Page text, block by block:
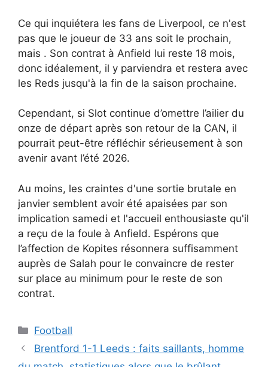
Ce qui inquiétera les fans de Liverpool, ce n'est
pas que le joueur de 33 ans soit le prochain,
mais . Son contrat à Anfield lui reste 18 mois,
donc idéalement, il y parviendra et restera avec
les Reds jusqu'à la fin de la saison prochaine.
Cependant, si Slot continue d’omettre l’ailier du
onze de départ après son retour de la CAN, il
pourrait peut-être réfléchir sérieusement à son
avenir avant l’été 2026.
Au moins, les craintes d'une sortie brutale en
janvier semblent avoir été apaisées par son
implication samedi et l'accueil enthousiaste qu'il
a reçu de la foule à Anfield. Espérons que
l’affection de Kopites résonnera suffisamment
auprès de Salah pour le convaincre de rester
sur place au minimum pour le reste de son
contrat.
Catégories
Football
Brentford 1-1 Leeds : faits saillants, homme